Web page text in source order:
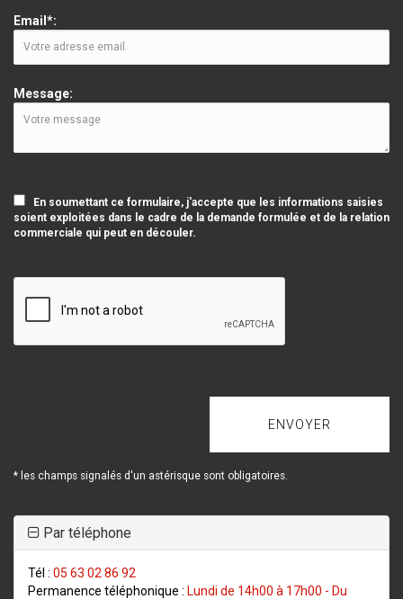
Email*:
Message:
En soumettant ce formulaire, j'accepte que les informations saisies
soient exploitées dans le cadre de la demande formulée et de la relation
commerciale qui peut en découler.
* les champs signalés d'un astérisque sont obligatoires.
Par téléphone
Tél : 05 63 02 86 92
Permanence téléphonique : Lundi de 14h00 à 17h00 - Du